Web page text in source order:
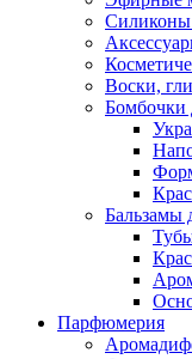
Воски,
Бомбочки
Бальзамы
Парфюмерия